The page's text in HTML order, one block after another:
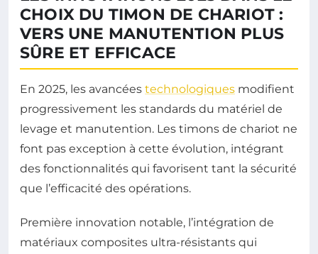
CHOIX DU TIMON DE CHARIOT :
VERS UNE MANUTENTION PLUS
SÛRE ET EFFICACE
En 2025, les avancées technologiques modifient
progressivement les standards du matériel de
levage et manutention. Les timons de chariot ne
font pas exception à cette évolution, intégrant
des fonctionnalités qui favorisent tant la sécurité
que l’efficacité des opérations.
Première innovation notable, l’intégration de
matériaux composites ultra-résistants qui